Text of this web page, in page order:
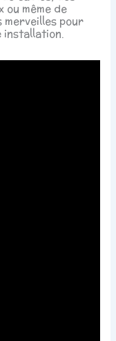
même de
merveilles pour
installation.